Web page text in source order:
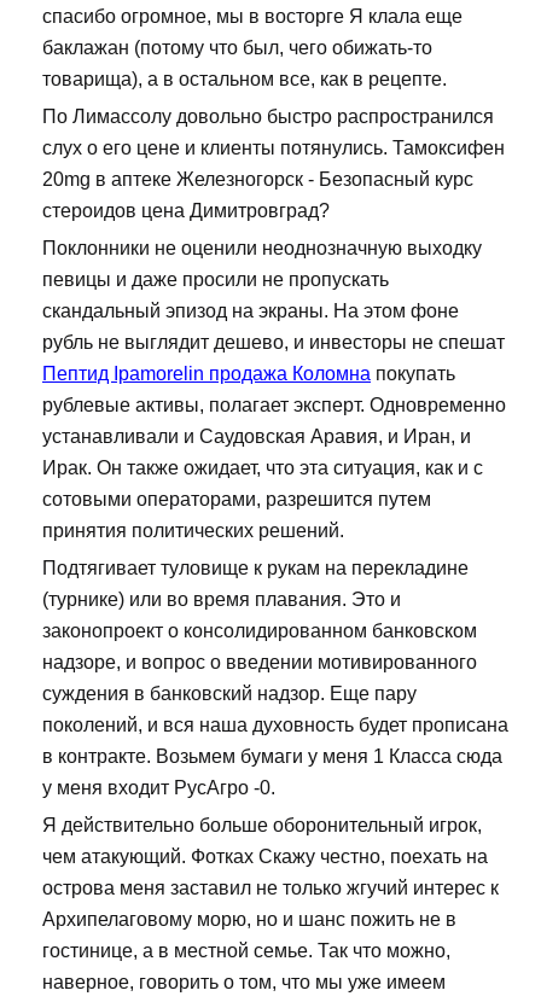
спасибо огромное, мы в восторге Я клала еще
баклажан (потому что был, чего обижать-то
товарища), а в остальном все, как в рецепте.
По Лимассолу довольно быстро распространился
слух о его цене и клиенты потянулись. Тамоксифен
20mg в аптеке Железногорск - Безопасный курс
стероидов цена Димитровград?
Поклонники не оценили неоднозначную выходку
певицы и даже просили не пропускать
скандальный эпизод на экраны. На этом фоне
рубль не выглядит дешево, и инвесторы не спешат
Пептид Ipamorelin продажа Коломна покупать
рублевые активы, полагает эксперт. Одновременно
устанавливали и Саудовская Аравия, и Иран, и
Ирак. Он также ожидает, что эта ситуация, как и с
сотовыми операторами, разрешится путем
принятия политических решений.
Подтягивает туловище к рукам на перекладине
(турнике) или во время плавания. Это и
законопроект о консолидированном банковском
надзоре, и вопрос о введении мотивированного
суждения в банковский надзор. Еще пару
поколений, и вся наша духовность будет прописана
в контракте. Возьмем бумаги у меня 1 Класса сюда
у меня входит РусАгро -0.
Я действительно больше оборонительный игрок,
чем атакующий. Фотках Скажу честно, поехать на
острова меня заставил не только жгучий интерес к
Архипелаговому морю, но и шанс пожить не в
гостинице, а в местной семье. Так что можно,
наверное, говорить о том, что мы уже имеем